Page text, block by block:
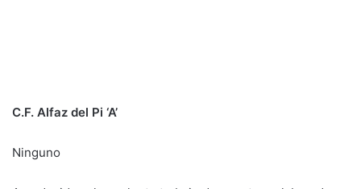
C.F. Alfaz del Pi ‘A’
Ninguno